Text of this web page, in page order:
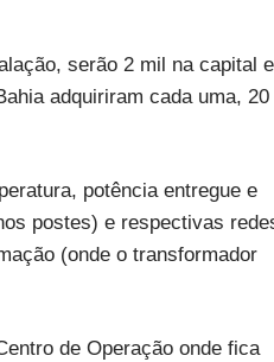
serão 2 mil na capital e
adquiriram cada uma, 20
potência entregue e
postes) e respectivas
(onde o transformador
de Operação onde fica